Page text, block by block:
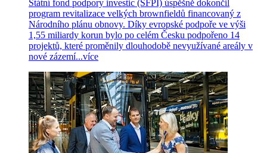
Státní fond podpory investic (SFPI) úspěšně dokončil
program revitalizace velkých brownfieldů financovaný z
Národního plánu obnovy. Díky evropské podpoře ve výši
1,55 miliardy korun bylo po celém Česku podpořeno 14
projektů, které proměnily dlouhodobě nevyužívané areály v
nové zázemí...více